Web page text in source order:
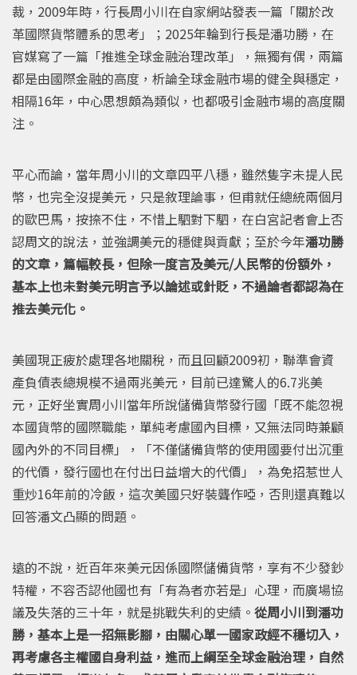
裁，2009年時，行長周小川在自家網站發表一篇「關於改
革國際貨幣體系的思考」；2025年輪到行長是潘功勝，在
官媒寫了一篇「推進全球金融治理改革」，無獨有偶，兩篇
都是由國際金融的高度，析論全球金融市場的健全與穩定，
相隔16年，中心思想頗為類似，也都吸引金融市場的高度關
注。
平心而論，當年周小川的文章四平八穩，雖然隻字未提人民
幣，也完全沒提美元，只是敘理論事，但甫就任總統兩個月
的歐巴馬，按捺不住，不惜上駟對下駟，在白宮記者會上否
認周文的說法，並強調美元的穩健與貢獻；至於今年潘功勝
的文章，篇幅較長，但除一度言及美元/人民幣的份額外，
基本上也未對美元明言予以論述或針貶，不過論者都認為在
推去美元化。
美國現正疲於處理各地關稅，而且回顧2009初，聯準會資
產負債表總規模不過兩兆美元，目前已達驚人的6.7兆美
元，正好坐實周小川當年所說儲備貨幣發行國「既不能忽視
本國貨幣的國際職能，單純考慮國內目標，又無法同時兼顧
國內外的不同目標」，「不僅儲備貨幣的使用國要付出沉重
的代價，發行國也在付出日益增大的代價」，為免招惹世人
重炒16年前的冷飯，這次美國只好裝聾作啞，否則還真難以
回答潘文凸顯的問題。
遠的不說，近百年來美元因係國際儲備貨幣，享有不少發鈔
特權，不容否認他國也有「有為者亦若是」心理，而廣場協
議及失落的三十年，就是挑戰失利的史績。 從周小川到潘功
勝，基本上是一招無影腳，由關心單一國家政經不穩切入，
再考慮各主權國自身利益，進而上綱至全球金融治理，自然